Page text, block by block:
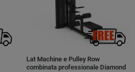
Lat Machine e Pulley Row
combinata professionale Diamond